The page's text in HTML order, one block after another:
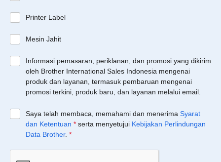
Printer Label
Mesin Jahit
Informasi pemasaran, periklanan, dan promosi yang dikirim
oleh Brother International Sales Indonesia mengenai
produk dan layanan, termasuk pembaruan mengenai
promosi terkini, produk baru, dan layanan melalui email.
Saya telah membaca, memahami dan menerima Syarat
dan Ketentuan * serta menyetujui Kebijakan Perlindungan
Data Brother. *